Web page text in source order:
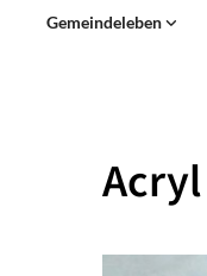
Gemeindeleben